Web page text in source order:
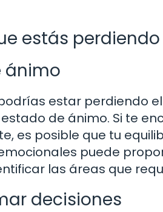
estás
ánimo
estar perdiendo
de ánimo. Si te
es posible que tu
puede
las áreas que
decisiones